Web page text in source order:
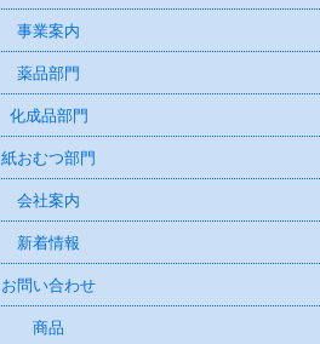
事業案内
薬品部門
化成品部門
紙おむつ部門
会社案内
新着情報
お問い合わせ
商品